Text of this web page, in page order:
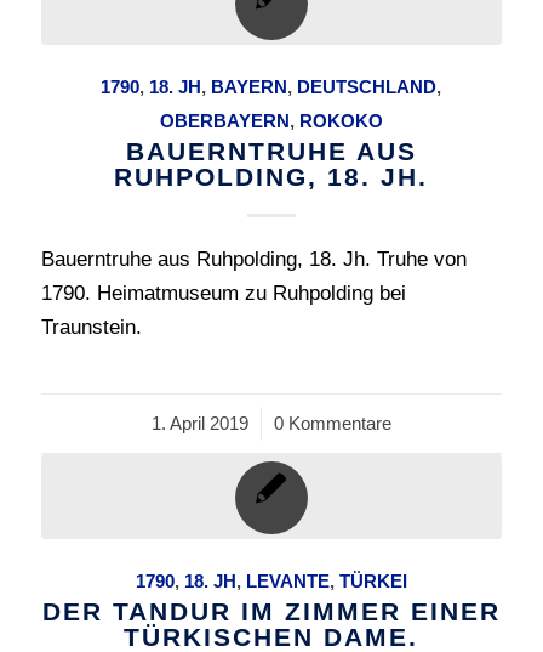
1790, 18. JH, BAYERN, DEUTSCHLAND,
OBERBAYERN, ROKOKO
BAUERNTRUHE AUS
RUHPOLDING, 18. JH.
Bauerntruhe aus Ruhpolding, 18. Jh. Truhe von
1790. Heimatmuseum zu Ruhpolding bei
Traunstein.
1. April 2019
/ 0 Kommentare
1790, 18. JH, LEVANTE, TÜRKEI
DER TANDUR IM ZIMMER EINER
TÜRKISCHEN DAME.